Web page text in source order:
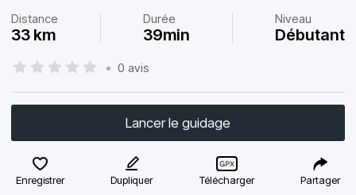
Distance
33 km
Durée
39min
Niveau
Débutant
• 0 avis
Lancer le guidage
Enregistrer Dupliquer Télécharger Partager